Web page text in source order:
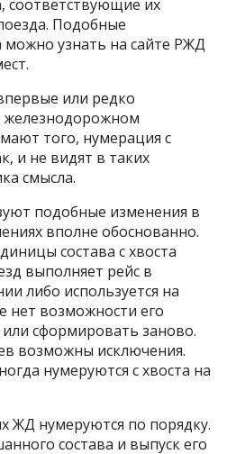
соответствующие их
Подобные
можно узнать на сайте РЖД
или редко
того, нумерация с
и не видят в таких
смысла.
подобные изменения в
вполне обоснованно.
состава с хвоста
выполняет рейс в
либо используется на
нет возможности его
или сформировать заново.
возможны исключения.
нумеруются с хвоста на
ЖД нумеруются по порядку.
состава и выпуск его